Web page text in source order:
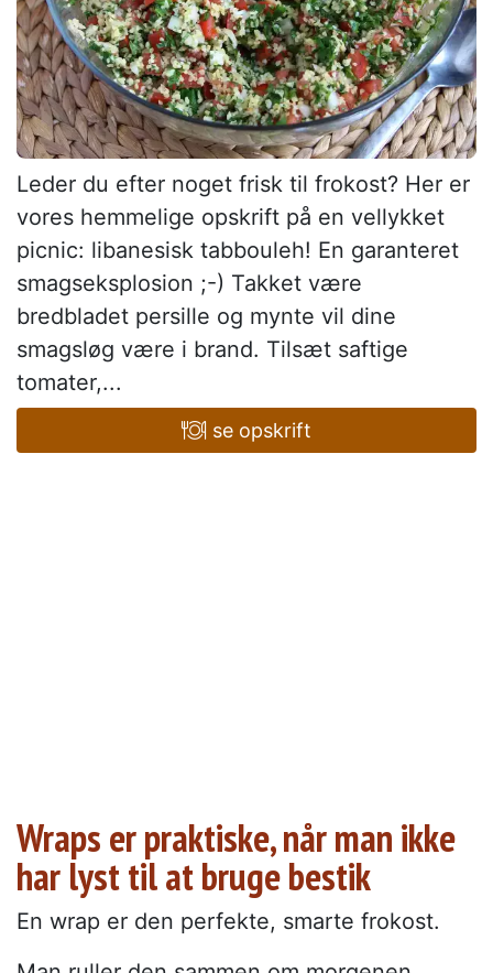
Leder du efter noget frisk til frokost? Her er
vores hemmelige opskrift på en vellykket
picnic: libanesisk tabbouleh! En garanteret
smagseksplosion ;-) Takket være
bredbladet persille og mynte vil dine
smagsløg være i brand. Tilsæt saftige
tomater,...
se opskrift
Wraps er praktiske, når man ikke
har lyst til at bruge bestik
En wrap er den perfekte, smarte frokost.